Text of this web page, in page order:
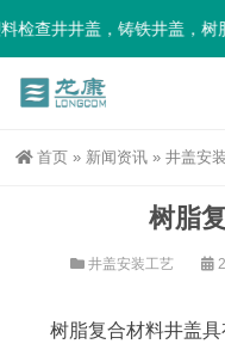
查井井盖，铸铁井盖，
首页 » 新闻资讯 » 井盖安
树脂
井盖安装工艺
树脂复合材料井盖具